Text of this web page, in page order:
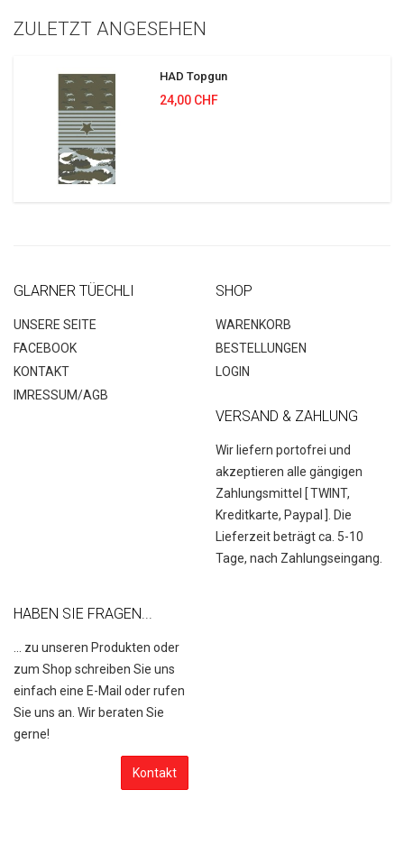
ZULETZT ANGESEHEN
HAD Topgun
24,00 CHF
GLARNER TÜECHLI
UNSERE SEITE
FACEBOOK
KONTAKT
IMRESSUM/AGB
SHOP
WARENKORB
BESTELLUNGEN
LOGIN
VERSAND & ZAHLUNG
Wir liefern portofrei und
akzeptieren alle gängigen
Zahlungsmittel [TWINT,
Kreditkarte, Paypal
]. Die
Lieferzeit beträgt ca. 5-10
Tage, nach Zahlungseingang.
HABEN SIE FRAGEN...
... zu unseren Produkten oder
zum Shop schreiben Sie uns
einfach eine E-Mail oder rufen
Sie uns an. Wir beraten Sie
gerne!
Kontakt